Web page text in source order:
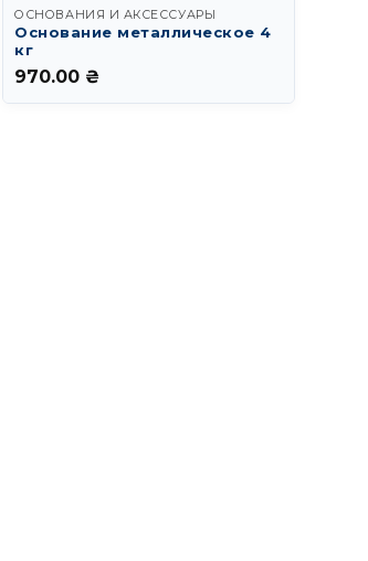
ОСНОВАНИЯ И АКСЕССУАРЫ
Основание металлическое 4
кг
970.00 ₴